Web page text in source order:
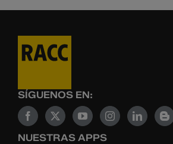
SÍGUENOS EN:
NUESTRAS APPS